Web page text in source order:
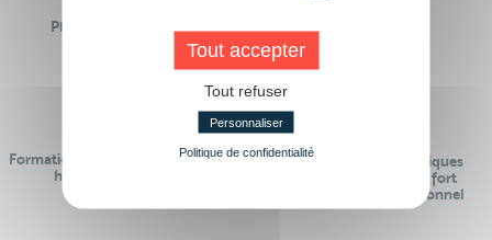
Plus de 50 formations
Des intervenants
Formations réalisables pendant ou
hors temps de travail
Des contenus pédagogiques
« de pointe » et en lien fort
avec le monde professionnel
Tout accepter
Tout refuser
Personnaliser
Politique de confidentialité